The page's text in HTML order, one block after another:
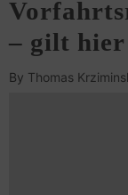
– gilt hier
By Thomas